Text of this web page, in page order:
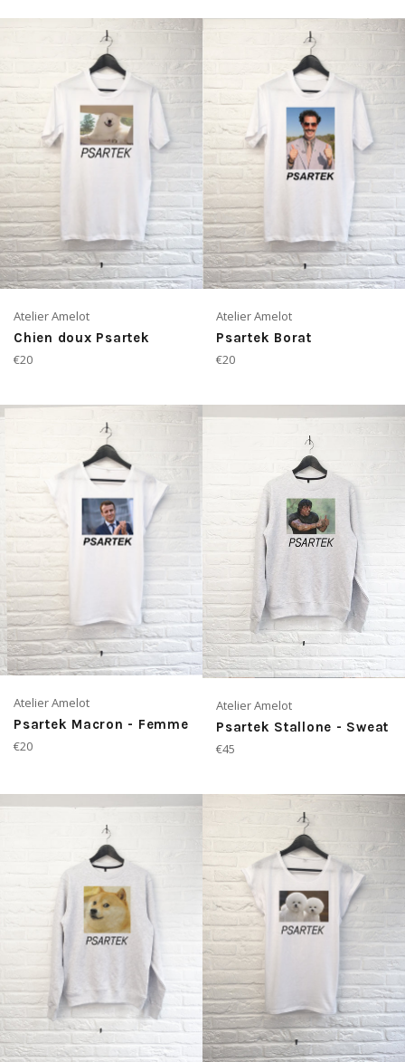
Atelier Amelot
Chien doux Psartek
Prix
€20
Atelier Amelot
Psartek Borat
Prix
€20
Atelier Amelot
Psartek Macron - Femme
Prix
€20
Atelier Amelot
Psartek Stallone - Sweat
Prix
€45